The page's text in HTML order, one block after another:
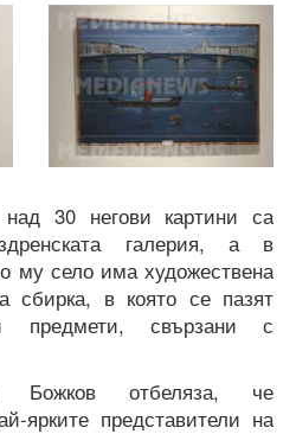
30 негови картини са
галерия, а в
му село има художествена
сбирка, в която се пазят
свързани с
Божков отбеляза, че
ярките представители на